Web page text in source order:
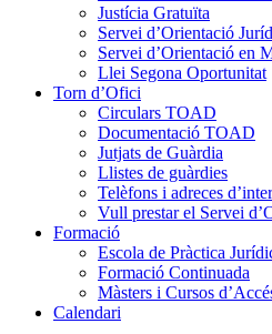
Justícia Gratuïta
Servei d’Orientació
Servei d’Orientació en
Llei Segona Oportunitat
Torn d’Ofici
Circulars TOAD
Documentació TOAD
Jutjats de Guàrdia
Llistes de guàrdies
Telèfons i adreces
Vull prestar el Servei
Formació
Escola de Pràctica
Formació Continuada
Màsters i Cursos
Calendari